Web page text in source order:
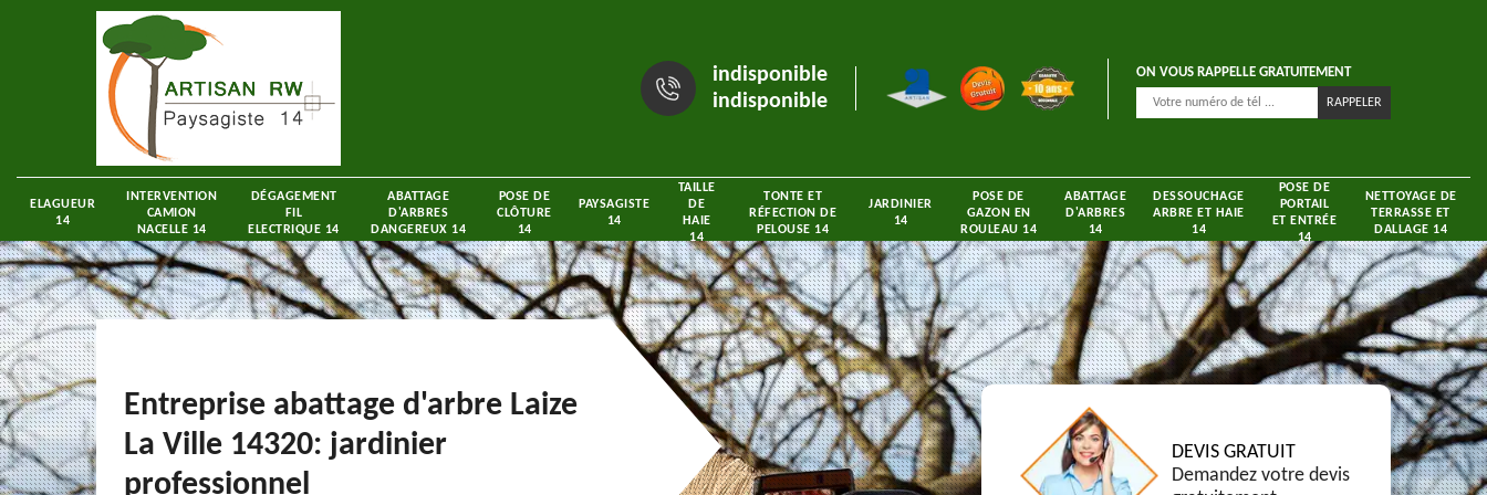
indisponible
indisponible
ON VOUS RAPPELLE GRATUITEMENT
ELAGUEUR
14
INTERVENTION
CAMION
NACELLE 14
DÉGAGEMENT
FIL
ELECTRIQUE 14
ABATTAGE
D'ARBRES
DANGEREUX 14
POSE DE
CLÔTURE
14
PAYSAGISTE
14
TAILLE
DE
HAIE
14
TONTE ET
RÉFECTION DE
PELOUSE 14
JARDINIER
14
POSE DE
GAZON EN
ROULEAU 14
ABATTAGE
D'ARBRES
14
DESSOUCHAGE
ARBRE ET HAIE
14
POSE DE
PORTAIL
ET ENTRÉE
14
NETTOYAGE DE
TERRASSE ET
DALLAGE 14
Entreprise abattage d'arbre Laize
La Ville 14320: jardinier
professionnel
DEVIS GRATUIT
Demandez votre devis